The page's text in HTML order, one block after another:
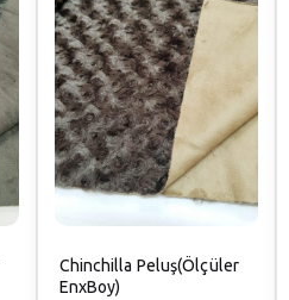
Chinchilla Peluş(Ölçüler
EnxBoy)